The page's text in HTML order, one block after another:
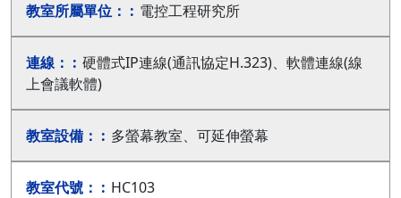
電控工程研究所
硬體式IP連線(通訊協定H.323)、軟體連線(線
上會議軟體)
多螢幕教室、可延伸螢幕
HC103